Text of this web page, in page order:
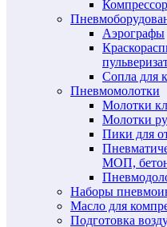
Аэрографы
Сопла для
Пневмомолотки
Молотки
Молотки
Пики для
МОП,
Наборы
Масло для
Подготовка